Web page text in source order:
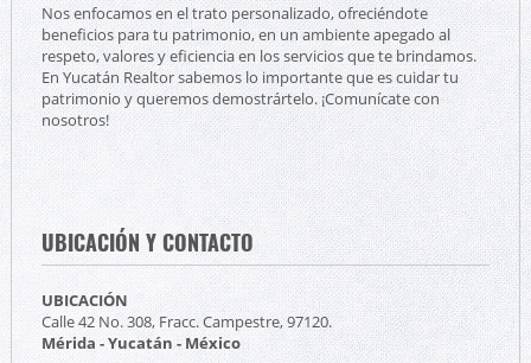
Nos enfocamos en el trato personalizado, ofreciéndote
beneficios para tu patrimonio, en un ambiente apegado al
respeto, valores y eficiencia en los servicios que te brindamos.
En Yucatán Realtor sabemos lo importante que es cuidar tu
patrimonio y queremos demostrártelo. ¡Comunícate con
nosotros!
UBICACIÓN Y CONTACTO
UBICACIÓN
Calle 42 No. 308, Fracc. Campestre, 97120.
Mérida - Yucatán - México